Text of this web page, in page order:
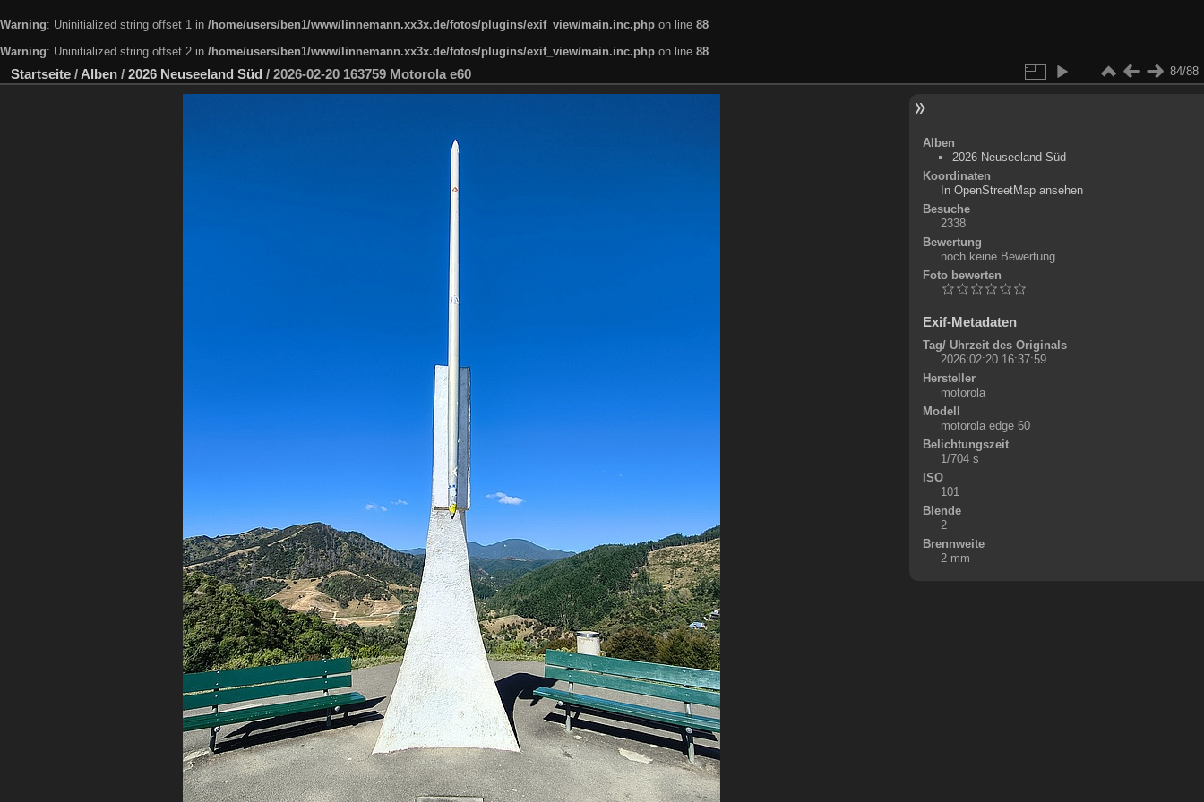
Warning: Uninitialized string offset 1 in /home/users/ben1/www/linnemann.xx3x.de/fotos/plugins/exif_view/main.inc.php on line 88
Warning: Uninitialized string offset 2 in /home/users/ben1/www/linnemann.xx3x.de/fotos/plugins/exif_view/main.inc.php on line 88
Startseite / Alben / 2026 Neuseeland Süd / 2026-02-20 163759 Motorola e60 84/88
Alben
2026 Neuseeland Süd
Koordinaten
+
-
In OpenStreetMap ansehen
Besuche
2338
Bewertung
noch keine Bewertung
Foto bewerten
Exif-Metadaten
Tag/ Uhrzeit des Originals
2026:02:20 16:37:59
Hersteller
motorola
Modell
motorola edge 60
Belichtungszeit
1/704 s
ISO
101
Blende
2
Brennweite
2 mm